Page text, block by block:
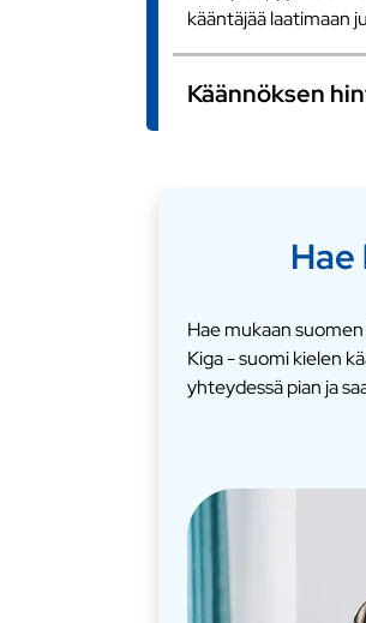
kääntäjää laatimaan
Käännöksen
Hae mukaan
Kiga - suomi kielen
yhteydessä pian ja